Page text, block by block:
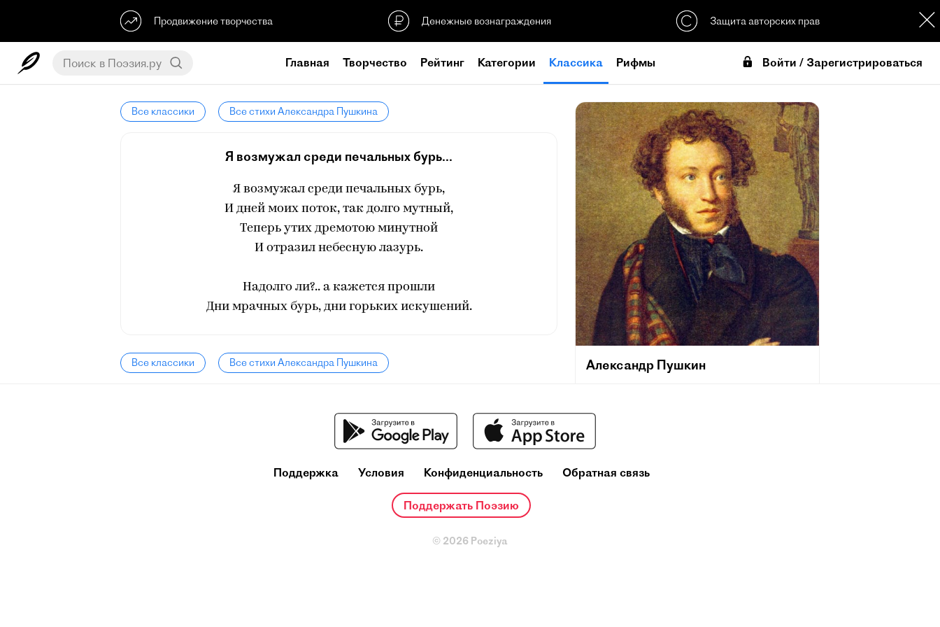
Продвижение творчества Денежные вознаграждения Защита авторских прав
Главная Творчество Рейтинг Категории Классика Рифмы Войти / Зарегистрироваться
Все классики Все стихи Александра Пушкина
Я возмужал среди печальных бурь...
Я возмужал среди печальных бурь,
И дней моих поток, так долго мутный,
Теперь утих дремотою минутной
И отразил небесную лазурь.
Надолго ли?.. а кажется прошли
Дни мрачных бурь, дни горьких искушений.
Все классики Все стихи Александра Пушкина Александр Пушкин
поэт, драматург и прозаик, заложивший основы
и теоретик литературы, историк, публицист;
деятелей первой трети XIX века.
Поддержка Условия Конфиденциальность Обратная связь
Поддержать Поэзию
© 2026 Poeziya